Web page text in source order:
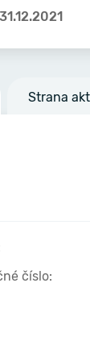
Strana
číslo: